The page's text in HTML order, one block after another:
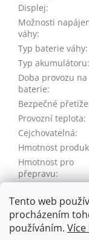
Tento web
procházením
používáním.
Displej:
Možnosti
váhy:
Typ baterie váhy:
Typ akumulátoru:
Doba provozu na
baterie:
Bezpečné
Provozní teplota:
Cejchovatelná:
Hmotnost
Hmotnost pro
přepravu:
EAN